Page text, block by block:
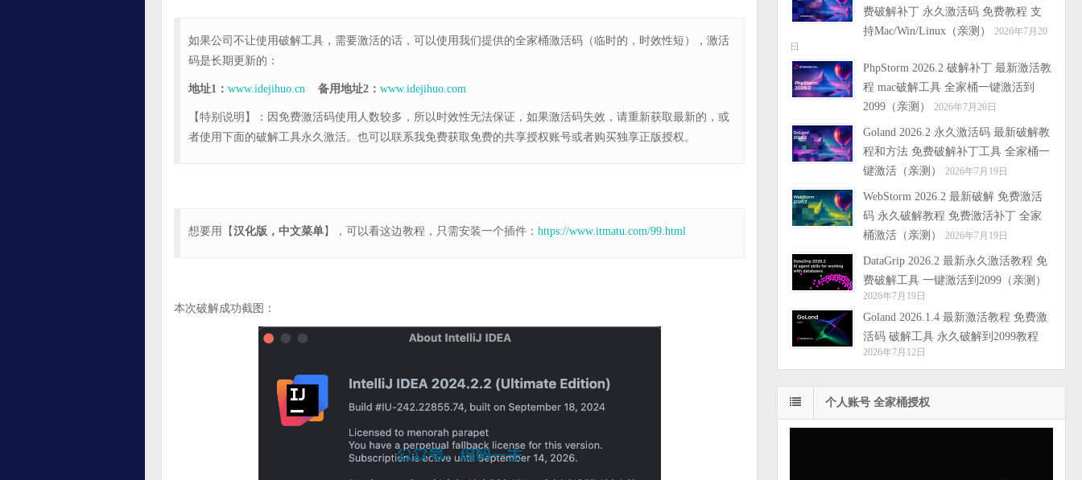
如果公司不让使用破解工具，需要激活的话，可以使用我们提供的全家桶激活码（临时的，时效性短），激活
码是长期更新的：
地址1： www.idejihuo.cn 备用地址2： www.idejihuo.com
【特别说明】：因免费激活码使用人数较多，所以时效性无法保证，如果激活码失效，请重新获取最新的，或
者使用下面的破解工具永久激活。也可以联系我免费获取免费的共享授权账号或者购买独享正版授权。
想要用【汉化版，中文菜单】，可以看这边教程，只需安装一个插件： https://www.itmatu.com/99.html
本次破解成功截图：
费破解补丁 永久激活码 免费教程 支
持Mac/Win/Linux（亲测）
2026年7月20
日
PhpStorm 2026.2 破解补丁 最新激活教
程 mac破解工具 全家桶一键激活到
2099（亲测）
2026年7月20日
Goland 2026.2 永久激活码 最新破解教
程和方法 免费破解补丁工具 全家桶一
键激活（亲测）
2026年7月19日
WebStorm 2026.2 最新破解 免费激活
码 永久破解教程 免费激活补丁 全家
桶激活（亲测）
2026年7月19日
DataGrip 2026.2 最新永久激活教程 免
费破解工具 一键激活到2099（亲测）
2026年7月19日
Goland 2026.1.4 最新激活教程 免费激
活码 破解工具 永久破解到2099教程
2026年7月12日
个人账号 全家桶授权